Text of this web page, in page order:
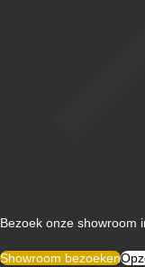
Bezoek onze showroom
Showroom bezoeken